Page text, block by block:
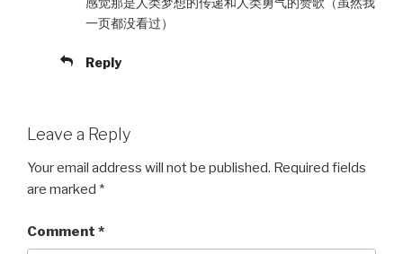
一页都没看过）
Reply
Leave a Reply
Your email address will not be published. Required fields
are marked *
Comment *